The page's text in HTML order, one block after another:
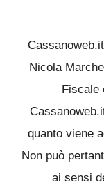
Nicola
Fiscale
quanto viene
Non può
ai sensi